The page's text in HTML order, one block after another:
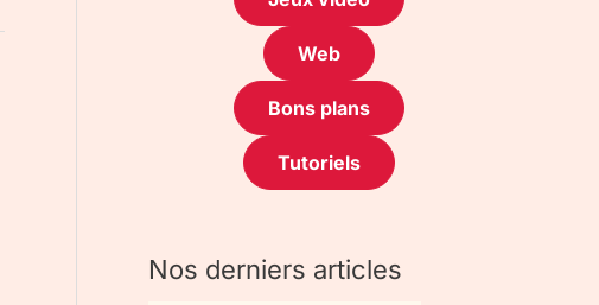
Web
Bons plans
Tutoriels
Nos derniers articles